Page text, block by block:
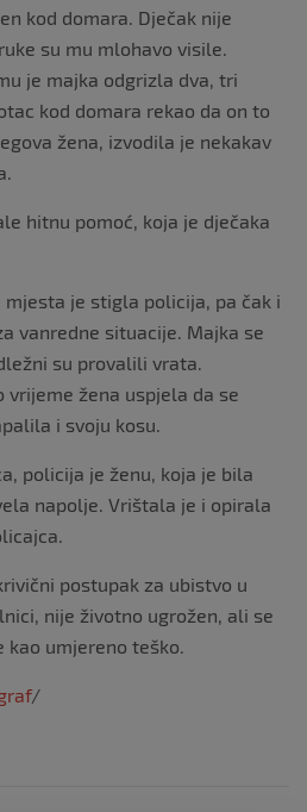
kod domara. Dječak nije
su mu mlohavo visile.
je majka odgrizla dva, tri
kod domara rekao da on to
žena, izvodila je nekakav
hitnu pomoć, koja je dječaka
mjesta je stigla policija, pa čak i
vanredne situacije. Majka se
su provalili vrata.
vrijeme žena uspjela da se
i svoju kosu.
policija je ženu, koja je bila
napolje. Vrištala je i opirala
postupak za ubistvo u
nije životno ugrožen, ali se
kao umjereno teško.
/